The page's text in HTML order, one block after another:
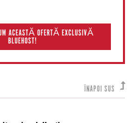
ACEASTĂ OFERTĂ EXCLUSIVĂ
BLUEHOST!
ÎNAPOI SUS